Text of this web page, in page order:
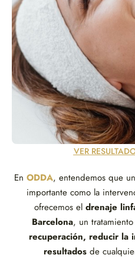
En ODDA, entendemos que
importante como la
ofrecemos el drenaje
Barcelona, un
recuperación, reducir la
resultados de
VER